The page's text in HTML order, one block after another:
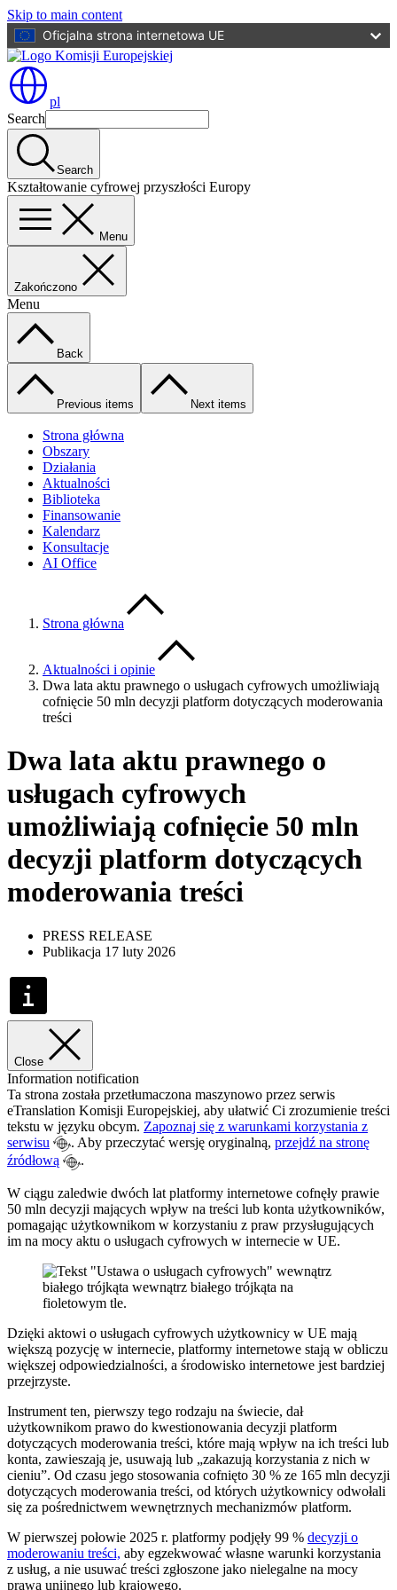
Skip to main content
Oficjalna strona internetowa UE
pl
Search
Search
Kształtowanie cyfrowej przyszłości Europy
Menu
Zakończono
Menu
Back
Previous items Next items
Strona główna
Obszary
Działania
Aktualności
Biblioteka
Finansowanie
Kalendarz
Konsultacje
AI Office
Strona główna
Aktualności i opinie
Dwa lata aktu prawnego o usługach cyfrowych umożliwiają
cofnięcie 50 mln decyzji platform dotyczących moderowania
treści
Dwa lata aktu prawnego o
usługach cyfrowych
umożliwiają cofnięcie 50 mln
decyzji platform dotyczących
moderowania treści
PRESS RELEASE
Publikacja 17 luty 2026
Close
Information notification
Ta strona została przetłumaczona maszynowo przez serwis
eTranslation Komisji Europejskiej, aby ułatwić Ci zrozumienie treści
tekstu w języku obcym. Zapoznaj się z warunkami korzystania z
serwisu
. Aby przeczytać wersję oryginalną, przejdź na stronę
źródłową
.
W ciągu zaledwie dwóch lat platformy internetowe cofnęły prawie
50 mln decyzji mających wpływ na treści lub konta użytkowników,
pomagając użytkownikom w korzystaniu z praw przysługujących
im na mocy aktu o usługach cyfrowych w internecie w UE.
Dzięki aktowi o usługach cyfrowych użytkownicy w UE mają
większą pozycję w internecie, platformy internetowe stają w obliczu
większej odpowiedzialności, a środowisko internetowe jest bardziej
przejrzyste.
Instrument ten, pierwszy tego rodzaju na świecie, dał
użytkownikom prawo do kwestionowania decyzji platform
dotyczących moderowania treści, które mają wpływ na ich treści lub
konta, zawieszają je, usuwają lub „zakazują korzystania z nich w
cieniu”. Od czasu jego stosowania cofnięto 30 % ze 165 mln decyzji
dotyczących moderowania treści, od których użytkownicy odwołali
się za pośrednictwem wewnętrznych mechanizmów platform.
W pierwszej połowie 2025 r. platformy podjęły 99 % decyzji o
moderowaniu treści, aby egzekwować własne warunki korzystania
z usług, a nie usuwać treści zgłoszone jako nielegalne na mocy
prawa unijnego lub krajowego.